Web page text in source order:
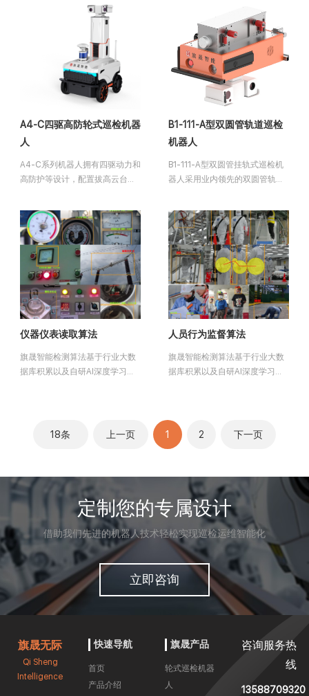
冶金等II类爆炸环境中，代替传统
人工巡检进行无人化设备及环境
运行速度不降低的双重需求，从
而能顺利完成诸如列车底盘、设
备侧面、小空间区域的智能巡
A4-C四驱高防轮式巡检机器
人
A4-C系列机器人拥有四驱动力和
高防护等设计，配置拔高云台，
执行异常报警、表盘识别、实时
视频传输、AI图像识别等巡检任
务。作业期间无需人员值守从而
实现无人化智能管理。
B1-111-A型双圆管轨道巡检
机器人
B1-111-A型双圆管挂轨式巡检机
器人采用业内领先的双圆管轨道
栈桥等通道狭窄及高粉尘的复杂
环境。机器人搭载了编码器
+RFID 导航系统，确保全场景无
死角的巡逻检查。通过实时监测
环境参数和异常检测功能，机器
人能及时发现潜在问题，有效降
低漏检和误检的可能 性，降低人
工成本和安全风险
仪器仪表读取算法
旗晟智能检测算法基于行业大数
据库积累以及自研AI深度学习算
态、方形仪表读数、分合计分状
开关状态监测、ABB继电器读
数、SEL保护继电器读数、双指
针仪表读数、液晶仪表读数、玻
璃油位计读数、油位计读数、指
示灯状态监测等仪器仪表识别！
人员行为监督算法
旗晟智能检测算法基于行业大数
据库积累以及自研AI深度学习算
目镜等佩戴监测、登高作业 监
测、翘腿、奔跑、摔倒、趴地、
18条 上一页 1 2 下一页
定制您的专属设计
借助我们先进的机器人技术轻松实现巡检运维智能化
立即咨询
旗晟无际
Qi Sheng
Intelligence
快速导航
首页
产品介绍
旗晟产品
轮式巡检机器
人
咨询服务热
线
13588709320